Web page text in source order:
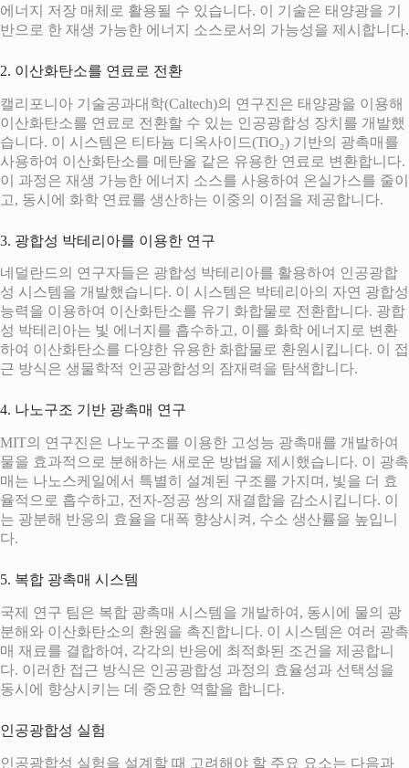
에너지 저장 매체로 활용될 수 있습니다. 이 기술은 태양광을 기
반으로 한 재생 가능한 에너지 소스로서의 가능성을 제시합니다.
2. 이산화탄소를 연료로 전환
캘리포니아 기술공과대학(Caltech)의 연구진은 태양광을 이용해
이산화탄소를 연료로 전환할 수 있는 인공광합성 장치를 개발했
습니다. 이 시스템은 티타늄 디옥사이드(TiO₂) 기반의 광촉매를
사용하여 이산화탄소를 메탄올 같은 유용한 연료로 변환합니다.
이 과정은 재생 가능한 에너지 소스를 사용하여 온실가스를 줄이
고, 동시에 화학 연료를 생산하는 이중의 이점을 제공합니다.
3. 광합성 박테리아를 이용한 연구
네덜란드의 연구자들은 광합성 박테리아를 활용하여 인공광합
성 시스템을 개발했습니다. 이 시스템은 박테리아의 자연 광합성
능력을 이용하여 이산화탄소를 유기 화합물로 전환합니다. 광합
성 박테리아는 빛 에너지를 흡수하고, 이를 화학 에너지로 변환
하여 이산화탄소를 다양한 유용한 화합물로 환원시킵니다. 이 접
근 방식은 생물학적 인공광합성의 잠재력을 탐색합니다.
4. 나노구조 기반 광촉매 연구
MIT의 연구진은 나노구조를 이용한 고성능 광촉매를 개발하여
물을 효과적으로 분해하는 새로운 방법을 제시했습니다. 이 광촉
매는 나노스케일에서 특별히 설계된 구조를 가지며, 빛을 더 효
율적으로 흡수하고, 전자-정공 쌍의 재결합을 감소시킵니다. 이
는 광분해 반응의 효율을 대폭 향상시켜, 수소 생산률을 높입니
다.
5. 복합 광촉매 시스템
국제 연구 팀은 복합 광촉매 시스템을 개발하여, 동시에 물의 광
분해와 이산화탄소의 환원을 촉진합니다. 이 시스템은 여러 광촉
매 재료를 결합하여, 각각의 반응에 최적화된 조건을 제공합니
다. 이러한 접근 방식은 인공광합성 과정의 효율성과 선택성을
동시에 향상시키는 데 중요한 역할을 합니다.
인공광합성 실험
인공광합성 실험을 설계할 때 고려해야 할 주요 요소는 다음과